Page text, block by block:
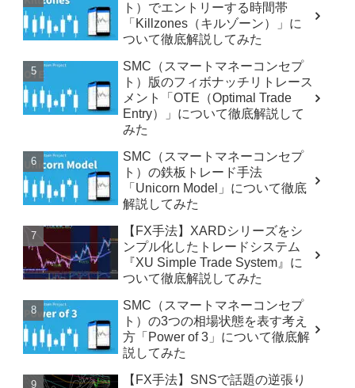
ト）でエントリーする時間帯
「Killzones（キルゾーン）」に
ついて徹底解説してみた
SMC（スマートマネーコンセプ
ト）版のフィボナッチリトレース
メント「OTE（Optimal Trade
Entry）」について徹底解説して
みた
SMC（スマートマネーコンセプ
ト）の鉄板トレード手法
「Unicorn Model」について徹底
解説してみた
【FX手法】XARDシリーズをシ
ンプル化したトレードシステム
『XU Simple Trade System』に
ついて徹底解説してみた
SMC（スマートマネーコンセプ
ト）の3つの相場状態を表す考え
方「Power of 3」について徹底解
説してみた
【FX手法】SNSで話題の逆張り